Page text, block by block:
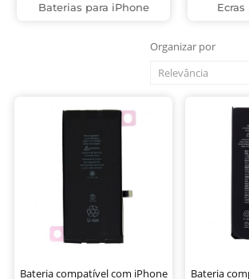
Baterias para iPhone
Organizar por
Bateria compatível com iPhone
Bateria